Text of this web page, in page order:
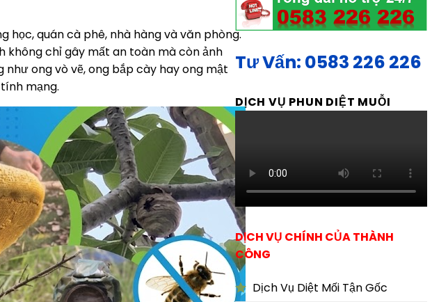
học, quán cà phê, nhà hàng và văn phòng.
không chỉ gây mất an toàn mà còn ảnh
ong vò vẽ, ong bắp cày hay ong mật
mạng.
Tư Vấn: 0583 226 226
DỊCH VỤ PHUN DIỆT MUỖI
DỊCH VỤ CHÍNH CỦA THÀNH
CÔNG
Dịch Vụ Diệt Mối Tận Gốc